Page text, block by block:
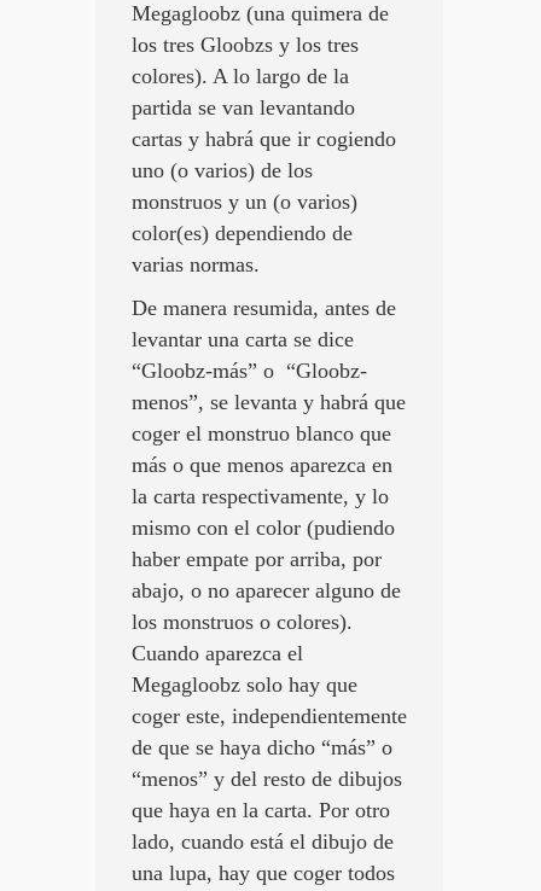
Megagloobz (una quimera de
los tres Gloobzs y los tres
colores). A lo largo de la
partida se van levantando
cartas y habrá que ir cogiendo
uno (o varios) de los
monstruos y un (o varios)
color(es) dependiendo de
varias normas.
De manera resumida, antes de
levantar una carta se dice
“Gloobz-más” o “Gloobz-
menos”, se levanta y habrá que
coger el monstruo blanco que
más o que menos aparezca en
la carta respectivamente, y lo
mismo con el color (pudiendo
haber empate por arriba, por
abajo, o no aparecer alguno de
los monstruos o colores).
Cuando aparezca el
Megagloobz solo hay que
coger este, independientemente
de que se haya dicho “más” o
“menos” y del resto de dibujos
que haya en la carta. Por otro
lado, cuando está el dibujo de
una lupa, hay que coger todos